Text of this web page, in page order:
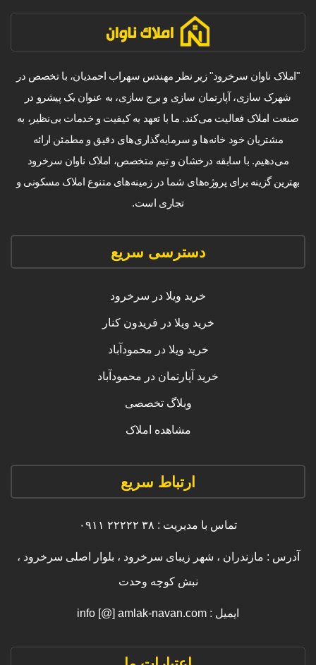
"املاک ناوان سرخرود" زیر نظر مهندس سهراب احمدیان، با تخصص در
شهرک سازی، آپارتمان سازی و برج سازی، به عنوان یک پیشرو در
صنعت املاک فعالیت می‌کند. ما با تعهد به کیفیت و خدمات بی‌نظیر، به
مشتریان خود خانه‌ها و سرمایه‌گذاری‌های دقیق و مطمئن ارائه
می‌دهیم. با سابقه درخشان و تیم متخصص، املاک ناوان سرخرود
بهترین گزینه برای پروژه‌های شما در زمینه‌های متنوع املاک مسکونی و
تجاری است.
دسترسی سریع
خرید ویلا در سرخرود
خرید ویلا در فریدون کنار
خرید ویلا در محمودآباد
خرید آپارتمان در محمودآباد
وبلاگ تخصصی
مشاهده املاک
ارتباط سریع
تماس با مدیریت : ۳۸ ۲۲۲۲۲ ۰۹۱۱
آدرس : مازندران ، شهر زیبای سرخرود ، بلوار اصلی سرخرود ،
نبش کوچه وحدت
ایمیل : info [@] amlak-navan.com